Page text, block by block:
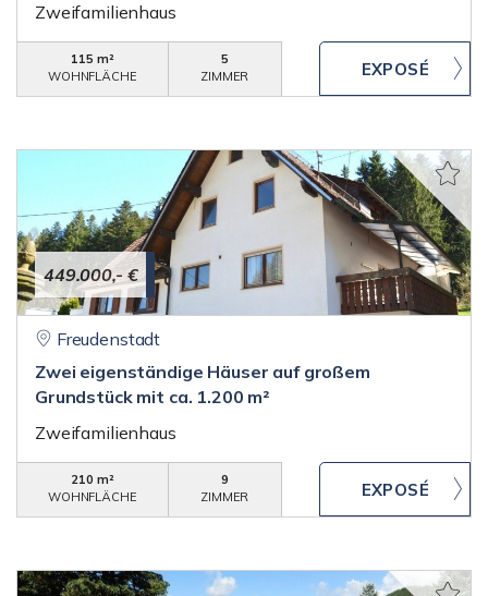
Zweifamilienhaus
115 m²
WOHNFLÄCHE
5
ZIMMER
449.000,- €
Freudenstadt
Zwei eigenständige Häuser auf großem
Grundstück mit ca. 1.200 m²
Zweifamilienhaus
210 m²
WOHNFLÄCHE
9
ZIMMER